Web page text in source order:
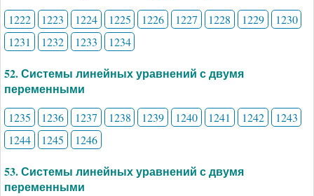
1222 1223 1224 1225 1226 1227 1228 1229
1230
1231
1232 1233 1234
52. Системы линейных уравнений с двумя
переменными
1235 1236 1237 1238 1239 1240 1241 1242
1243
1244
1245 1246
53. Системы линейных уравнений с двумя
переменными